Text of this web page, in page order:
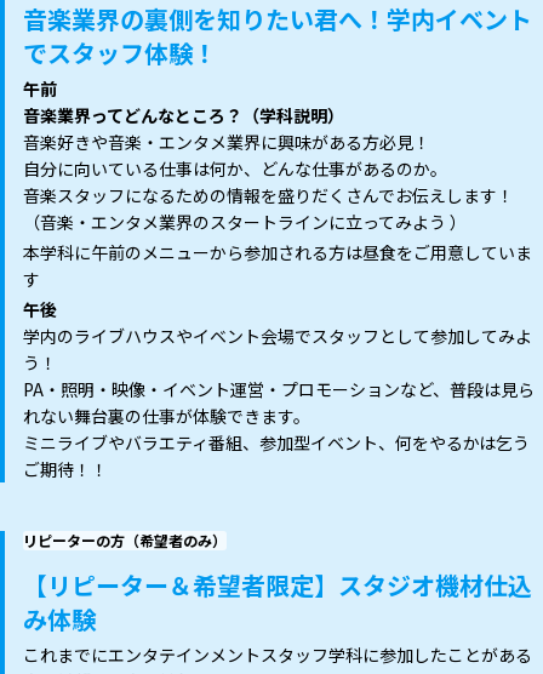
音楽業界の裏側を知りたい君へ！学内イベント
でスタッフ体験！
午前
音楽業界ってどんなところ？（学科説明）
音楽好きや音楽・エンタメ業界に興味がある方必見！
自分に向いている仕事は何か、どんな仕事があるのか。
音楽スタッフになるための情報を盛りだくさんでお伝えします！
（音楽・エンタメ業界のスタートラインに立ってみよう ）
本学科に午前のメニューから参加される方は昼食をご用意していま
す
午後
学内のライブハウスやイベント会場でスタッフとして参加してみよ
う！
PA・照明・映像・イベント運営・プロモーションなど、普段は見ら
れない舞台裏の仕事が体験できます。
ミニライブやバラエティ番組、参加型イベント、何をやるかは乞う
ご期待！！
リピーターの方（希望者のみ）
【リピーター＆希望者限定】スタジオ機材仕込
み体験
これまでにエンタテインメントスタッフ学科に参加したことがある